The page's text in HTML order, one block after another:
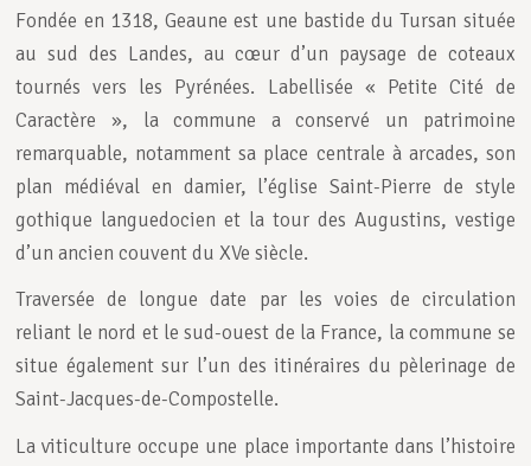
Fondée en 1318, Geaune est une bastide du Tursan située
au sud des Landes, au cœur d’un paysage de coteaux
tournés vers les Pyrénées. Labellisée « Petite Cité de
Caractère », la commune a conservé un patrimoine
remarquable, notamment sa place centrale à arcades, son
plan médiéval en damier, l’église Saint-Pierre de style
gothique languedocien et la tour des Augustins, vestige
d’un ancien couvent du XVe siècle.
Traversée de longue date par les voies de circulation
reliant le nord et le sud-ouest de la France, la commune se
situe également sur l’un des itinéraires du pèlerinage de
Saint-Jacques-de-Compostelle.
La viticulture occupe une place importante dans l’histoire